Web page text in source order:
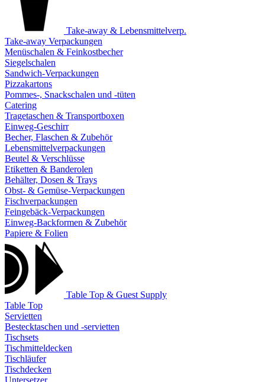
Take-away & Lebensmittelverp.
Take-away Verpackungen
Menüschalen & Feinkostbecher
Siegelschalen
Sandwich-Verpackungen
Pizzakartons
Pommes-, Snackschalen und -tüten
Catering
Tragetaschen & Transportboxen
Einweg-Geschirr
Becher, Flaschen & Zubehör
Lebensmittelverpackungen
Beutel & Verschlüsse
Etiketten & Banderolen
Behälter, Dosen & Trays
Obst- & Gemüse-Verpackungen
Fischverpackungen
Feingebäck-Verpackungen
Einweg-Backformen & Zubehör
Papiere & Folien
Table Top & Guest Supply
Table Top
Servietten
Bestecktaschen und -servietten
Tischsets
Tischmitteldecken
Tischläufer
Tischdecken